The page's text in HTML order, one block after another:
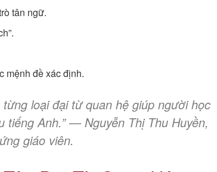
tân ngữ.
mệnh đề xác định.
loại đại từ quan hệ giúp người học
tiếng Anh.” — Nguyễn Thị Thu Huyền,
giáo viên.